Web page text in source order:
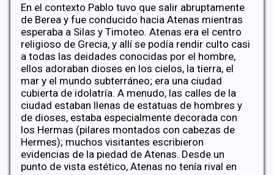
En el contexto Pablo tuvo que salir abruptamente
de Berea y fue conducido hacia Atenas mientras
esperaba a Silas y Timoteo. Atenas era el centro
religioso de Grecia, y allí se podía rendir culto casi
a todas las deidades conocidas por el hombre,
ellos adoraban dioses en los cielos, la tierra, el
mar y el mundo subterráneo; era una ciudad
cubierta de idolatría. A menudo, las calles de la
ciudad estaban llenas de estatuas de hombres y
de dioses, estaba especialmente decorada con
los Hermas (pilares montados con cabezas de
Hermes); muchos visitantes escribieron
evidencias de la piedad de Atenas. Desde un
punto de vista estético, Atenas no tenía rival en